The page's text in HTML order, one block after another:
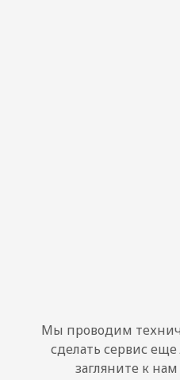
Мы проводим
сделать сервис
загляните к